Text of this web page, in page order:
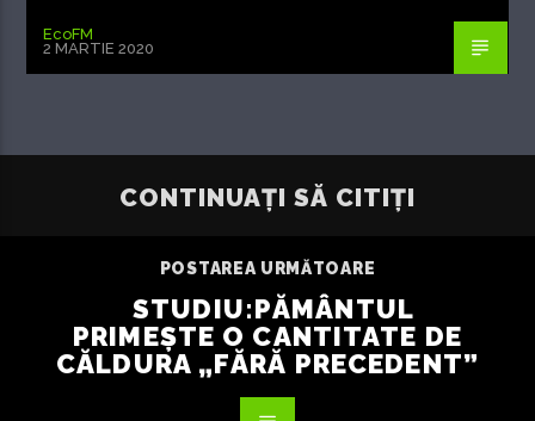
EcoFM
2 MARTIE 2020
CONTINUAȚI SĂ CITIȚI
POSTAREA URMĂTOARE
STUDIU:PĂMÂNTUL
PRIMEȘTE O CANTITATE DE
CĂLDURA „FĂRĂ PRECEDENT”